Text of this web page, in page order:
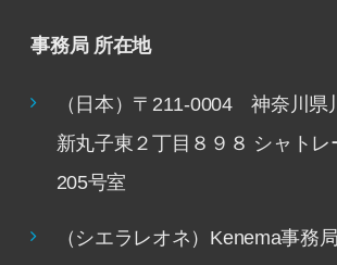
事務局 所在地
（日本）〒211-0004 神奈川県
新丸子東２丁目８９８ シャト
205号室
（シエラレオネ）Kenema事務局